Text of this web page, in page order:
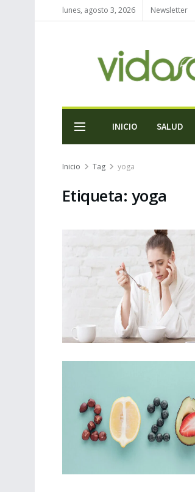
lunes, agosto 3, 2026 Newsletter
INICIO SALUD
Inicio Tag yoga
Etiqueta: yoga